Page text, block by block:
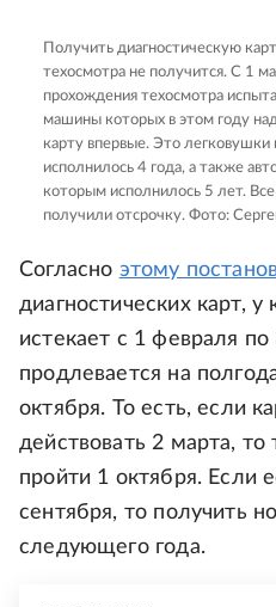
Получить диагностическую
техосмотра не получится. С 1
прохождения техосмотра
машины которых в этом году
карту впервые. Это легковушки
исполнилось 4 года, а также
которым исполнилось 5 лет.
получили отсрочку. Фото:
Согласно этому
диагностических карт, у
истекает с 1 февраля по
продлевается на
октября. То есть, если
действовать 2 марта,
пройти 1 октября. Если
сентября, то получить
следующего года.